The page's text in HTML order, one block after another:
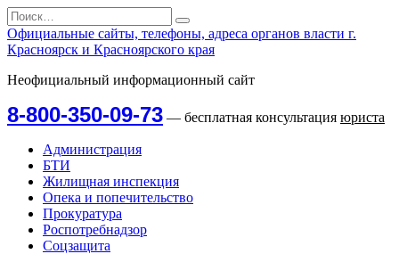
Перейти
к
содержанию
Search
for:
Официальные сайты, телефоны, адреса органов власти г.
Красноярск и Красноярского края
Неофициальный информационный сайт
8-800-350-09-73 — бесплатная консультация юриста
Администрация
БТИ
Жилищная инспекция
Опека и попечительство
Прокуратура
Роспотребнадзор
Соцзащита